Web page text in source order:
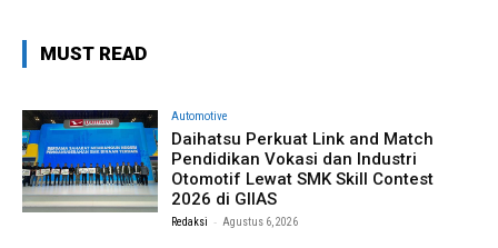
MUST READ
Automotive
Daihatsu Perkuat Link and Match
Pendidikan Vokasi dan Industri
Otomotif Lewat SMK Skill Contest
2026 di GIIAS
Redaksi - Agustus 6, 2026